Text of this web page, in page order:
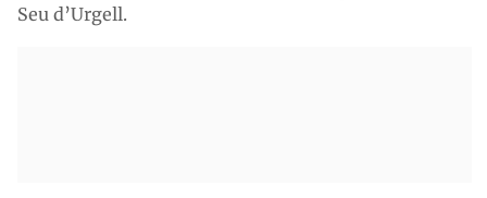
Seu d’Urgell.